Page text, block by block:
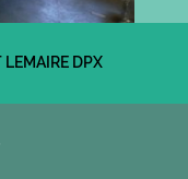
LEMAIRE DPX